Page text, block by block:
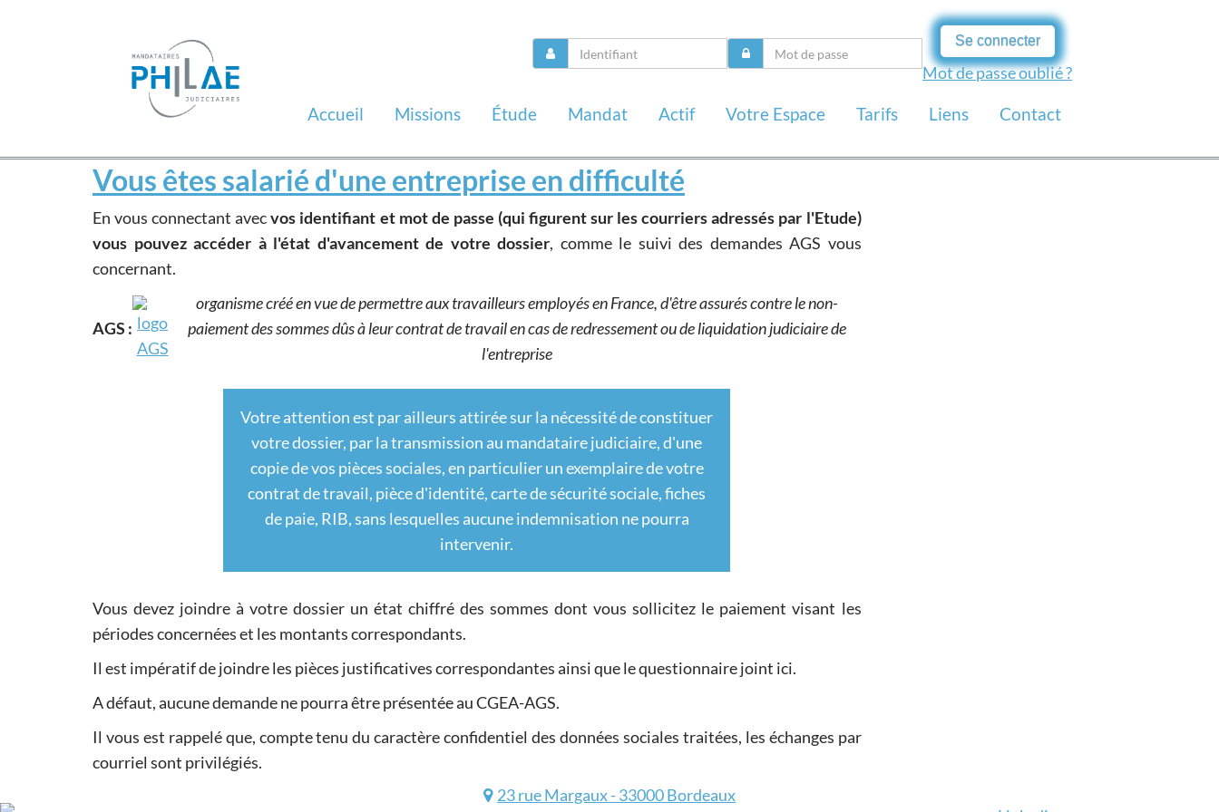
Se connecter
Mot de passe oublié ?
Accueil Missions Étude Mandat Actif Votre Espace Tarifs Liens Contact
Vous êtes salarié d'une entreprise en difficulté
En vous connectant avecvos identifiant et mot de passe (qui figurent sur les courriers adressés par l'Etude)
vous pouvez accéder à l'état d'avancement de votre dossier, comme le suivi des demandes AGS vous
concernant.
AGS :
organisme créé en vue de permettre aux travailleurs employés en France, d'être assurés contre le non-
paiement des sommes dûs à leur contrat de travail en cas de redressement ou de liquidation judiciaire de
l'entreprise
Votre attention est par ailleurs attirée sur la nécessité de constituer
votre dossier, par la transmission au mandataire judiciaire, d'une
copie de vos pièces sociales, en particulier un exemplaire de votre
contrat de travail, pièce d'identité, carte de sécurité sociale, fiches
de paie, RIB, sans lesquelles aucune indemnisation ne pourra
intervenir.
Vous devez joindre à votre dossier un état chiffré des sommes dont vous sollicitez le paiement visant les
périodes concernées et les montants correspondants.
Il est impératif de joindre les pièces justificatives correspondantes ainsi que le questionnaire joint ici.
A défaut, aucune demande ne pourra être présentée au CGEA-AGS.
Il vous est rappelé que, compte tenu du caractère confidentiel des données sociales traitées, les échanges par
courriel sont privilégiés.
23 rue Margaux - 33000 Bordeaux